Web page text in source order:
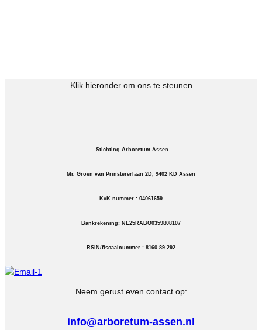
Klik hieronder om ons te steunen
Stichting Arboretum Assen
Mr. Groen van Prinstererlaan 2D, 9402 KD Assen
KvK nummer : 04061659
Bankrekening: NL25RABO0359808107
RSIN/fiscaalnummer : 8160.89.292
Neem gerust even contact op:
info@arboretum-assen.nl